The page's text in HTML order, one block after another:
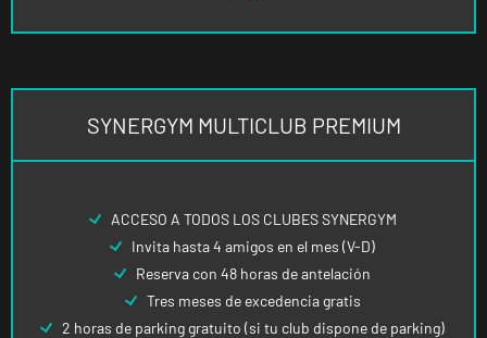
SYNERGYM MULTICLUB PREMIUM
ACCESO A TODOS LOS CLUBES SYNERGYM
Invita hasta 4 amigos en el mes (V-D)
Reserva con 48 horas de antelación
Tres meses de excedencia gratis
2 horas de parking gratuito (si tu club dispone de parking)